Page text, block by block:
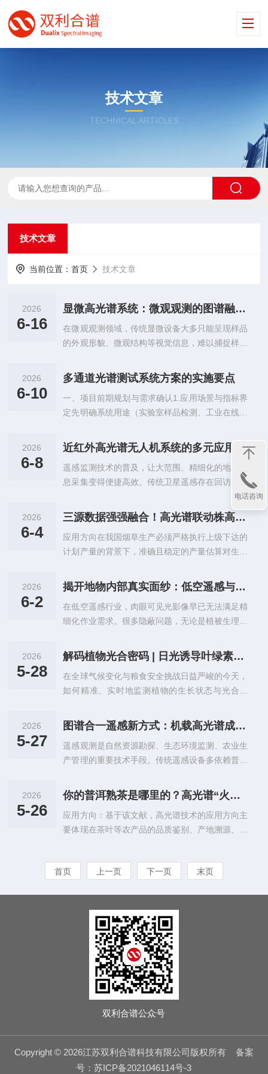
技术文章
TECHNICAL ARTICLES
技术文章
当前位置：首页 技术文章
2026
6-16
显微高光谱系统：微观观测的图谱融合技术设备
在微观观测领域，传统显微设备大多只能呈现样品
的外观形貌、微观结构等视觉信息，难以捕捉样品
限。显微高光谱系统作为融合两种光学技术的新型
检测设备，将显微成像的空间观测能力与高光谱的
光谱分析能力相结合，实现了微观样本形貌、成
分、特性的同步检测，为多领域微观样本分析提供
的“图谱合一”检测模式，打破了传统单一观测技术
的壁垒。普通显微镜仅能完成微米级的形态成像，
无法区分外观相似但成分不同的物质；常规光谱...
2026
6-10
多通道光谱测试系统方案的实施要点
一、项目前期规划与需求确认1.应用场景与指标界
定先明确系统用途（实验室样品检测、工业在线监
量、测点分布、光谱波段范围、分辨率、灵敏度、
采样速率核心技术指标。区分并行同步采集、分时
轮询采集模式，明确是否要求多通道时序严格对
齐。同时界定工况环境：常温实验室、高温/高湿/
粉尘工业现场、户外强光环境等，作为硬件选型依
据。2.通道布局与测点规划根据检测对象完成测点
路交叉、电磁干扰；长距离布线场景区分光...
2026
6-8
近红外高光谱无人机系统的多元应用
遥感监测技术的普及，让大范围、精细化的地表信
息采集变得便捷高效。传统卫星遥感存在回访周期
长、空间分辨率有限的问题，固定式监测设备覆盖
范围较小，难以适配灵活化、高频次的实地勘测需
求。近红外高光谱无人机系统将低空飞行平台与高
光谱传感技术相结合，依托近红外波段的光谱识别
能力，捕捉地表物质的细微光谱差异，实现非接触
性较强的勘测设备。整套系统由无人机飞行平台、
块与后台分析软件组成，各部件协同完成数据...
2026
6-4
三源数据强强融合！高光谱联动株高、叶氮指标助力烟田数字化估产体系
应用方向在我国烟草生产必须严格执行上级下达的
计划产量的背景下，准确且稳定的产量估算对生产
构建烟草产量估算模型：数据包括无人机（UAV）
机载高光谱特征（HF）、田间采集的生物物理参
数（BPP）以及实验室测定的生化参数（BCP）。
考虑不同生育期的作物状态共同影响最终产量，模
与GRU，并以随机森林（RF）作为基线。针对跨
码器（AEC1D）以统一输入...
2026
6-2
揭开地物内部真实面纱：低空遥感与近红外无人机高光谱成像结合的魅力
在低空遥感行业，肉眼可见光影像早已无法满足精
细化作业需求。很多隐蔽问题，无论是植被生理胁
过普通航拍识别。而近红外高光谱技术，凭借*有
的物质识别能力，成为当前低空遥感领域的刚需技
术。从专业角度来讲，高光谱的核心优势，是捕捉
人眼不可见的光谱信息。不同于普通多光谱设备的
一个地面像素都拥有专属“光谱指纹”。尤其是900–
分、植被内部结构敏感度*高，也是...
2026
5-28
解码植物光合密码 | 日光诱导叶绿素荧光系统重塑生态与农业监测
在全球气候变化与粮食安全挑战日益严峻的今天，
如何精准、实时地监测植物的生长状态与光合效
待解决的核心问题。传统基于植被绿度指数（如N
DVI）的遥感技术，虽然应用广泛，但始终面临
着"只能看表象，无法探本质"的瓶颈。而日光诱导
叶绿素荧光技术的出现，为我们打开了一扇直接窥
度"到"测光合"：SIF技术的本质突破植物的光合作
所有生命的能量需求，也是整个碳循环环...
2026
5-27
图谱合一遥感新方式：机载高光谱成像系统的技术实践
遥感观测是自然资源勘探、生态环境监测、农业生
产管理的重要技术手段。传统遥感设备多依赖普通
少量波段数据，难以识别地物内部的理化特征。机
载高光谱成像系统是搭载于飞行器平台的新型遥感
设备，融合成像技术与光谱探测技术，可同步采集
地表空间影像与精细化光谱数据，实现从“视觉观
装备。该系统依托精细分光与图谱融合原理完成探
测工作。设备通过光学镜头采集地表反射光线，利
2026
5-26
你的普洱熟茶是哪里的？高光谱“火眼金睛”联手卷积神经网络，一测便知
应用方向：基于该文献，高光谱技术的应用方向主
要体现在茶叶等农产品的品质鉴别、产地溯源、防
不同产区普洱熟茶之间由生长环境、加工方式和化
理标志农产品真伪鉴别、市场掺假检测以及品质一
致性评价。文中还表明，将高光谱与卷积神经网络
等智能算法结合后，可进一步提升复杂农产品识别
的精度与泛化能力，因此其应用不仅限于茶叶...
首页 上一页 下一页 末页
双利合谱公众号
Copyright © 2026江苏双利合谱科技有限公司版权所有 备案
号：苏ICP备2021046114号-3
电话咨询